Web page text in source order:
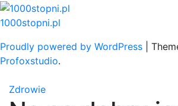
Skip
to
1000stopni.pl
Proudly powered by WordPress
Profoxstudio.
Zdrowie